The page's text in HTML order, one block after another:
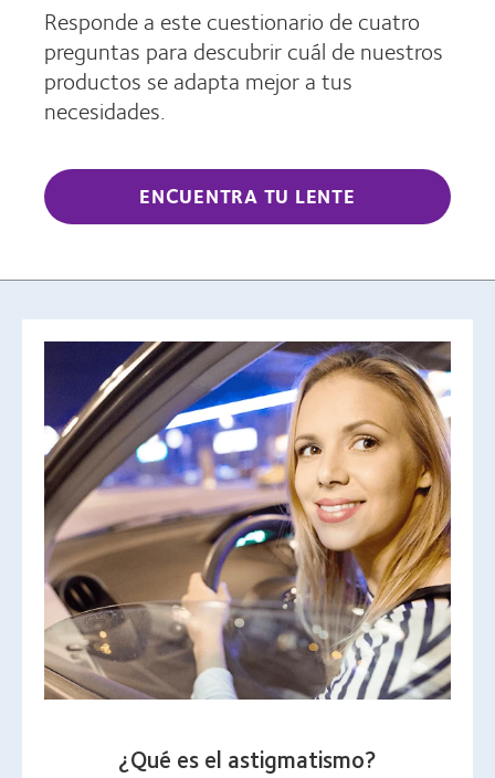
Responde a este cuestionario de cuatro
preguntas para descubrir cuál de nuestros
productos se adapta mejor a tus
necesidades.
ENCUENTRA TU LENTE
¿Qué es el astigmatismo?